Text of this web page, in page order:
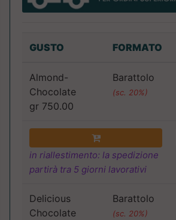
GUSTO FORMATO
Almond-
Chocolate
gr 750.00
Barattolo
(sc. 20%)
in riallestimento: la spedizione
partirà tra 5 giorni lavorativi
Delicious
Chocolate
Barattolo
(sc. 20%)